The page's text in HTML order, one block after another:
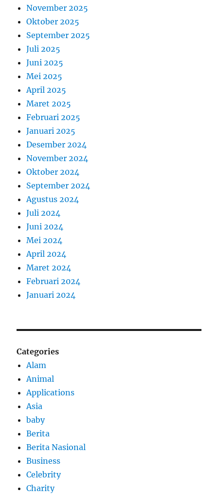
November 2025
Oktober 2025
September 2025
Juli 2025
Juni 2025
Mei 2025
April 2025
Maret 2025
Februari 2025
Januari 2025
Desember 2024
November 2024
Oktober 2024
September 2024
Agustus 2024
Juli 2024
Juni 2024
Mei 2024
April 2024
Maret 2024
Februari 2024
Januari 2024
Categories
Alam
Animal
Applications
Asia
baby
Berita
Berita Nasional
Business
Celebrity
Charity